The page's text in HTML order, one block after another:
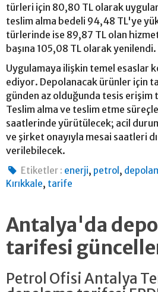
türleri için 80,80 TL olarak
teslim alma bedeli 94,48 TL'ye
türlerinde ise 89,87 TL olan
başına 105,08 TL olarak yenilendi.
Uygulamaya ilişkin temel esaslar
ediyor. Depolanacak ürünler için
günden az olduğunda tesis
Teslim alma ve teslim etme
saatlerinde yürütülecek; acil
ve şirket onayıyla mesai saatleri
verilebilecek.
Etiketler : enerji, petrol ,
Kırıkkale, tarife
Antalya'da
tarifesi
Petrol Ofisi Antalya